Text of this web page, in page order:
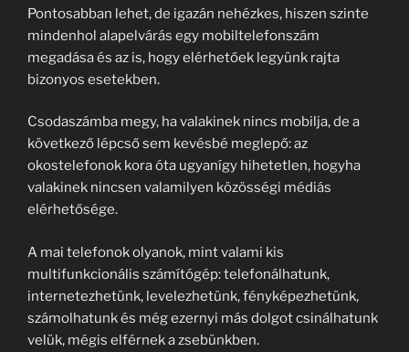
Pontosabban lehet, de igazán nehézkes, hiszen szinte
mindenhol alapelvárás egy mobiltelefonszám
megadása és az is, hogy elérhetőek legyünk rajta
bizonyos esetekben.
Csodaszámba megy, ha valakinek nincs mobilja, de a
következő lépcső sem kevésbé meglepő: az
okostelefonok kora óta ugyanígy hihetetlen, hogyha
valakinek nincsen valamilyen közösségi médiás
elérhetősége.
A mai telefonok olyanok, mint valami kis
multifunkcionális számítógép: telefonálhatunk,
internetezhetünk, levelezhetünk, fényképezhetünk,
számolhatunk és még ezernyi más dolgot csinálhatunk
velük, mégis elférnek a zsebünkben.